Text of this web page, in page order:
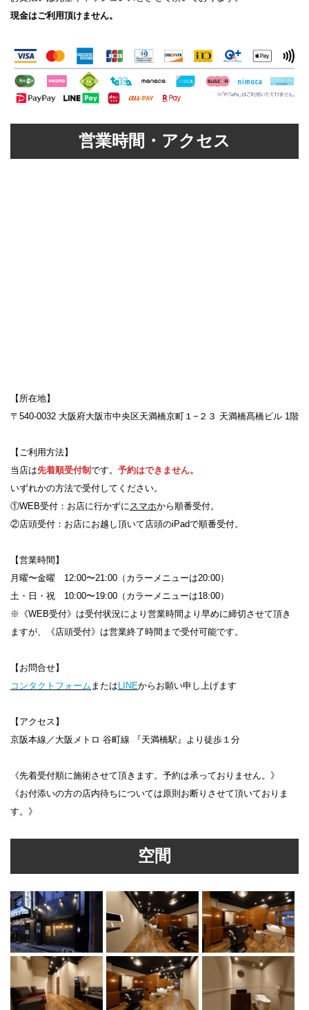
現金はご利用頂けません。
営業時間・アクセス
【所在地】
〒540-0032 大阪府大阪市中央区天満橋京町１−２３ 天満橋髙橋ビル 1階
【ご利用方法】
当店は先着順受付制 です。 予約はできません。
いずれかの方法で受付してください。
①WEB受付：お店に行かずにスマホから順番受付。
②店頭受付：お店にお越し頂いて店頭のiPadで順番受付。
【営業時間】
月曜〜金曜 12:00〜21:00（カラーメニューは20:00）
土・日・祝 10:00〜19:00（カラーメニューは18:00）
※《WEB受付》は受付状況により営業時間より早めに締切させて頂き
ますが、《店頭受付》は営業終了時間まで受付可能です。
【お問合せ】
コンタクトフォーム または LINEからお願い申し上げます
【アクセス】
京阪本線／大阪メトロ 谷町線 『天満橋駅』より徒歩１分
《先着受付順に施術させて頂きます。予約は承っておりません。》
《お付添いの方の店内待ちについては原則お断りさせて頂いておりま
す。》
空間